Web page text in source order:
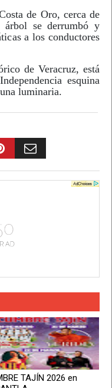
de Oro, cerca de
se derrumbó y
a los conductores
de Veracruz, está
esquina
luminaria.
TAJÍN 2026 en